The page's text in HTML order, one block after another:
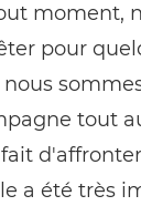
moment,
pour
tout
a été très